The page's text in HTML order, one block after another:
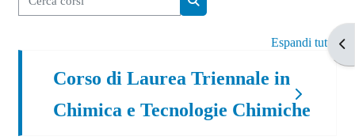
Cerca corsi
Espandi tutto
Corso di Laurea Triennale in
Chimica e Tecnologie Chimiche